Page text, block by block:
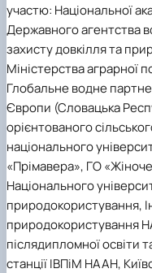
участю: Національної
Державного агентства
захисту довкілля та
Міністерства аграрної
Глобальне водне
Європи (Словацька
орієнтованого
національного
«Прімавера», ГО
Національного
природокористування,
природокористування
післядипломної освіти
станції ІВПіМ НААН,